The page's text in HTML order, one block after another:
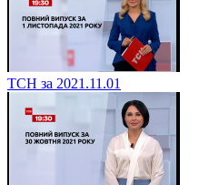
ТСН за 2021.11.01